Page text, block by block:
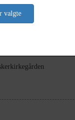
valgte